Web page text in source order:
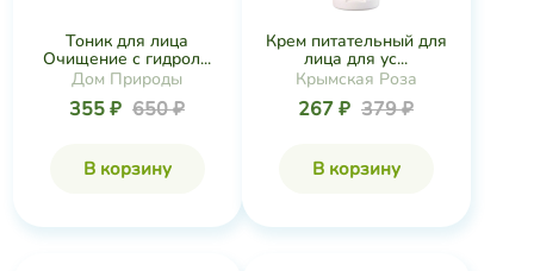
Тоник для лица
Очищение с гидрол...
Дом Природы
355 ₽ 650 ₽
В корзину
Крем питательный для
лица для ус...
Крымская Роза
267 ₽ 379 ₽
В корзину